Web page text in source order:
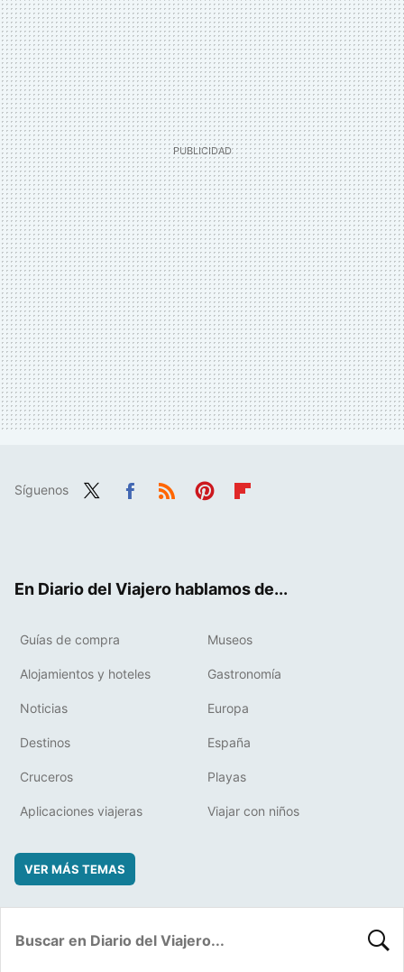
Síguenos
En Diario del Viajero hablamos de...
Guías de compra Museos
Alojamientos y hoteles Gastronomía
Noticias Europa
Destinos España
Cruceros Playas
Aplicaciones viajeras Viajar con niños
VER MÁS TEMAS